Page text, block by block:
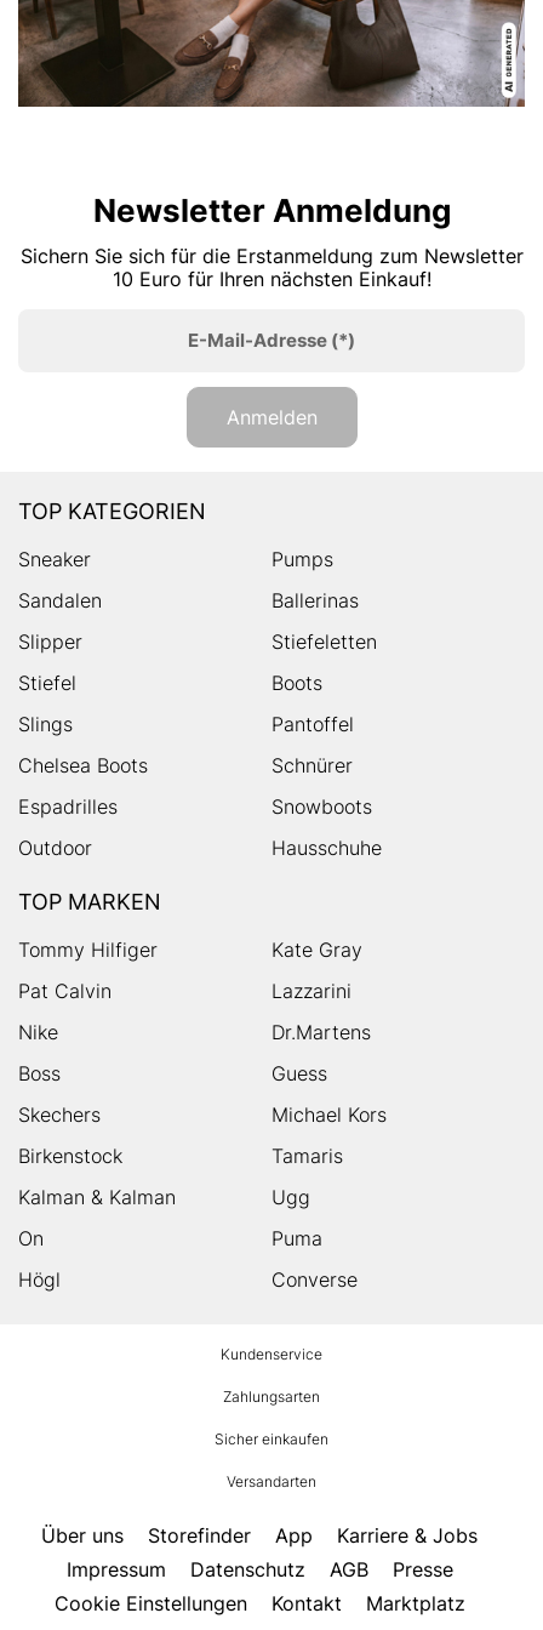
Newsletter Anmeldung
Sichern Sie sich für die Erstanmeldung zum Newsletter
10 Euro für Ihren nächsten Einkauf!
E-Mail-Adresse (*)
Anmelden
TOP KATEGORIEN
Sneaker
Pumps
Sandalen
Ballerinas
Slipper
Stiefeletten
Stiefel
Boots
Slings
Pantoffel
Chelsea Boots
Schnürer
Espadrilles
Snowboots
Outdoor
Hausschuhe
TOP MARKEN
Tommy Hilfiger
Kate Gray
Pat Calvin
Lazzarini
Nike
Dr.Martens
Boss
Guess
Skechers
Michael Kors
Birkenstock
Tamaris
Kalman & Kalman
Ugg
On
Puma
Högl
Converse
Kundenservice
Zahlungsarten
Sicher einkaufen
Versandarten
Über uns Storefinder App
Karriere & Jobs
Impressum
Datenschutz AGB
Presse
Cookie Einstellungen
Kontakt Marktplatz